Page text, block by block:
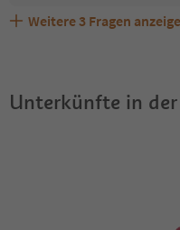
Sind Haustiere in der
Welche Services bietet
Erhalten die Gäste von
Weitere 3 Fragen
Unterkünfte in